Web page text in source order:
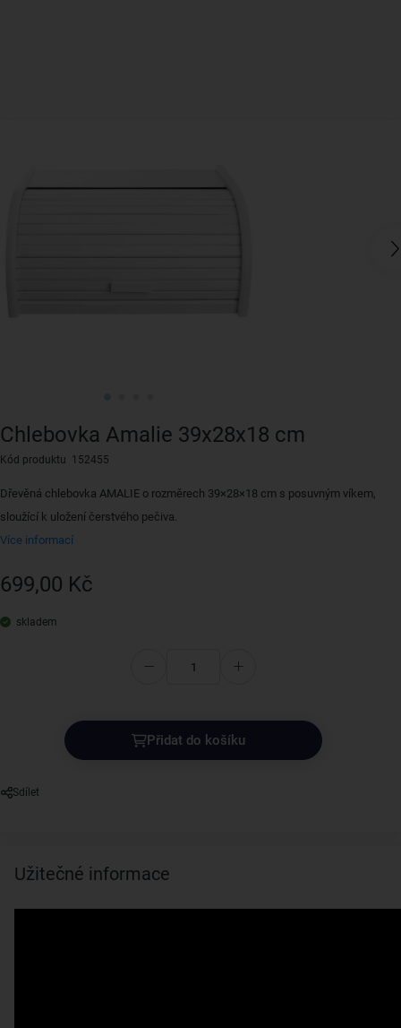
Chlebovka Amalie 39x28x18 cm
Kód produktu 152455
Dřevěná chlebovka AMALIE o rozměrech 39×28×18 cm s posuvným víkem,
sloužící k uložení čerstvého pečiva.
Více informací
699,00 Kč
skladem
Přidat do košíku
Sdílet
Užitečné informace